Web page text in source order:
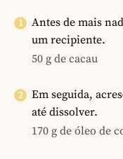
Antes de mais
um recipiente.
50 g de cacau
Em seguida,
até dissolver.
170 g de óleo de